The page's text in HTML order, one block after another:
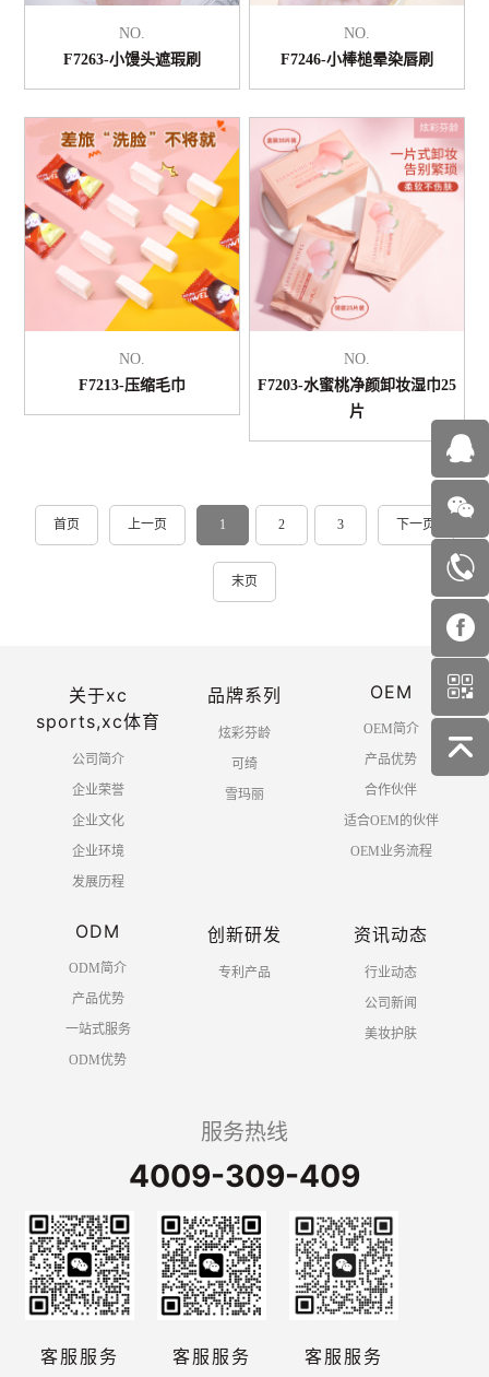
NO.
F7263-小馒头遮瑕刷
NO.
F7246-小棒槌晕染唇刷
NO.
F7213-压缩毛巾
NO.
F7203-水蜜桃净颜卸妆湿巾25
片
首页 上一页 1 2 3 下一页
末页
关于xc
sports,xc体育
公司简介
企业荣誉
企业文化
企业环境
发展历程
品牌系列
炫彩芬龄
可绮
雪玛丽
OEM
OEM简介
产品优势
合作伙伴
适合OEM的伙伴
OEM业务流程
ODM
ODM简介
产品优势
一站式服务
ODM优势
创新研发
专利产品
资讯动态
行业动态
公司新闻
美妆护肤
服务热线
4009-309-409
客服服务 客服服务 客服服务